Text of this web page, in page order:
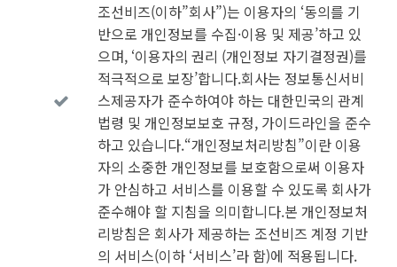
조선비즈(이하”회사”)는 이용자의 ‘동의를 기
반으로 개인정보를 수집·이용 및 제공’하고 있
으며, ‘이용자의 권리 (개인정보 자기결정권)를
적극적으로 보장’합니다.회사는 정보통신서비
스제공자가 준수하여야 하는 대한민국의 관계
법령 및 개인정보보호 규정, 가이드라인을 준수
하고 있습니다.“개인정보처리방침”이란 이용
자의 소중한 개인정보를 보호함으로써 이용자
가 안심하고 서비스를 이용할 수 있도록 회사가
준수해야 할 지침을 의미합니다.본 개인정보처
리방침은 회사가 제공하는 조선비즈 계정 기반
의 서비스(이하 ‘서비스’라 함)에 적용됩니다.